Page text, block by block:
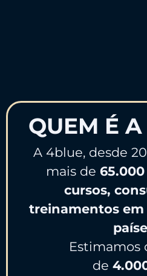
QUEM É A
A 4blue, desde
mais de6
cursos,
treinamentos em
Estimamos
de